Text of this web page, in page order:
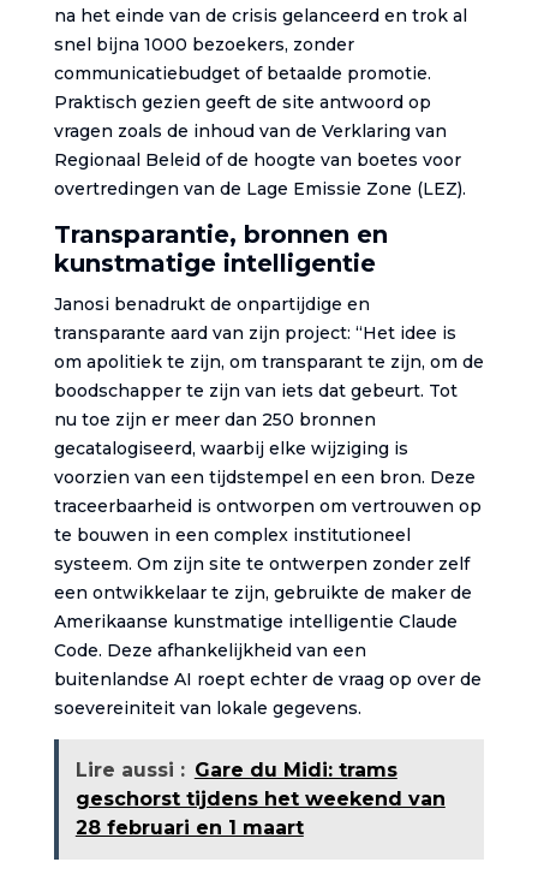
na het einde van de crisis gelanceerd en trok al
snel bijna 1000 bezoekers, zonder
communicatiebudget of betaalde promotie.
Praktisch gezien geeft de site antwoord op
vragen zoals de inhoud van de Verklaring van
Regionaal Beleid of de hoogte van boetes voor
overtredingen van de Lage Emissie Zone (LEZ).
Transparantie, bronnen en
kunstmatige intelligentie
Janosi benadrukt de onpartijdige en
transparante aard van zijn project: “Het idee is
om apolitiek te zijn, om transparant te zijn, om de
boodschapper te zijn van iets dat gebeurt. Tot
nu toe zijn er meer dan 250 bronnen
gecatalogiseerd, waarbij elke wijziging is
voorzien van een tijdstempel en een bron. Deze
traceerbaarheid is ontworpen om vertrouwen op
te bouwen in een complex institutioneel
systeem. Om zijn site te ontwerpen zonder zelf
een ontwikkelaar te zijn, gebruikte de maker de
Amerikaanse kunstmatige intelligentie Claude
Code. Deze afhankelijkheid van een
buitenlandse AI roept echter de vraag op over de
soevereiniteit van lokale gegevens.
Lire aussi : Gare du Midi: trams
geschorst tijdens het weekend van
28 februari en 1 maart